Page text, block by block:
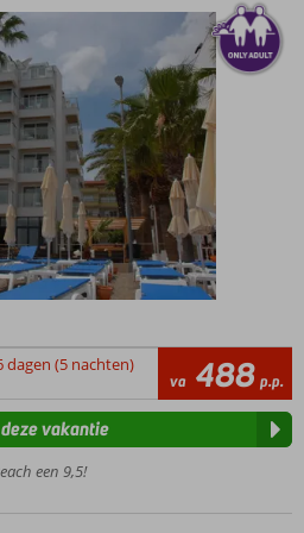
dagen (5 nachten)
va 488 p.p.
een 9,5!
vakantie